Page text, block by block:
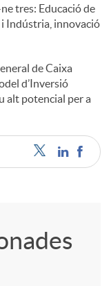
tres: Educació de
Indústria, innovació
de Caixa
d’Inversió
alt potencial per a